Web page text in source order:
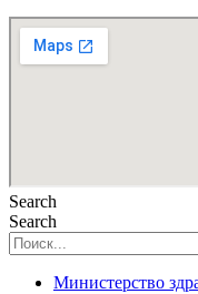
Search
Search
Министерство